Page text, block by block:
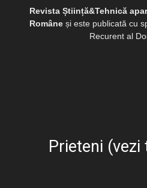
Revista Știință&Tehnică
Româneși este publicată cu
Recurent al
Prieteni (vezi